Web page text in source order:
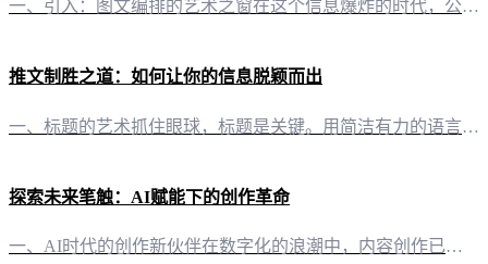
一、引入：图文编排的艺术之窗在这个信息爆炸的时代，公众号图文内容已成为信息传播的重要载体。如何让自建的图文内容更具吸引力，排版便是关键的一环。今天，就让我们一同探索公众号自建图文的排版艺术。 二、工具与素材：打造独特风格的基础 2.1 “有一云AI”：AI智能写作与排版助手在众多排版工具中，“有一云AI”脱颖而出。它不仅提供智能写作服务，更在排版上独具匠心。其内容排版功能，如标题、内容、图文、分
推文制胜之道：如何让你的信息脱颖而出
一、标题的艺术抓住眼球，标题是关键。用简洁有力的语言，直击核心，比如：- "5分钟学会，让你的推文火遍朋友圈！"- "文案大师的秘密，让每个字都值千金！" 二、内容精炼，一针见血内容要精炼，避免冗长。用一句话概括核心信息，例如：- "告别千篇一律，用创意点亮你的推文！"- "【独家技巧】让推文瞬间增粉，秘诀就在这里！" 三、情感共鸣，引发共鸣情感是连接的桥梁。用真诚的语言触动人心，比如：- "每
探索未来笔触：AI赋能下的创作革命
一、AI时代的创作新伙伴在数字化的浪潮中，内容创作已成为每个人生活中不可或缺的一部分。然而，如何在众多创作者中脱颖而出，成为焦点？答案是——利用AI创作。 二、有一云AI：智能写作与排版，让创作更轻松 1. 智能写作，灵感源源不断“有一云AI”作为一款创新型AI智能写作+排版软件，它能够为自媒体创作者提供前沿的AI技术服务。通过AI的力量，将大部分创作需求自动化，让灵感不再受限于时间与精力。 2